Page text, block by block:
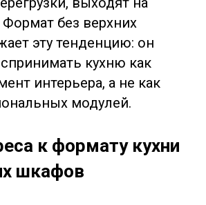
без верхних
эту тенденцию: он
кухню как
интерьера, а не как
модулей.
к формату кухни
шкафов